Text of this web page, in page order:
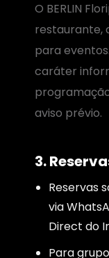
O BERLIN
restaurante,
para
caráter
aviso prévio.
3.
Reservas
via
Direct do
Para